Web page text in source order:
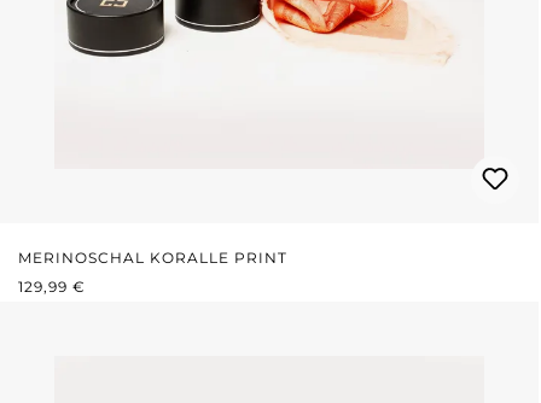
MERINOSCHAL KORALLE PRINT
REGULÄRER PREIS:
129,99 €